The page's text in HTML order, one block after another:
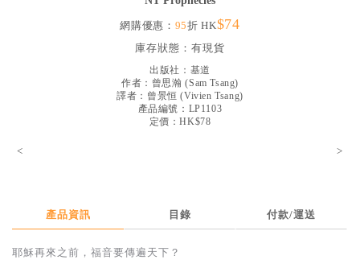
中文二手書
英文二手書
網購優惠： 95折 HK$74
庫存狀態： 有現貨
出版社： 基道
作者： 曾思瀚 (Sam Tsang)
譯者： 曾景恒 (Vivien Tsang)
產品編號：LP1103
定價：HK$78
< >
產品資訊 目錄 付款/運送
耶穌再來之前，福音要傳遍天下？